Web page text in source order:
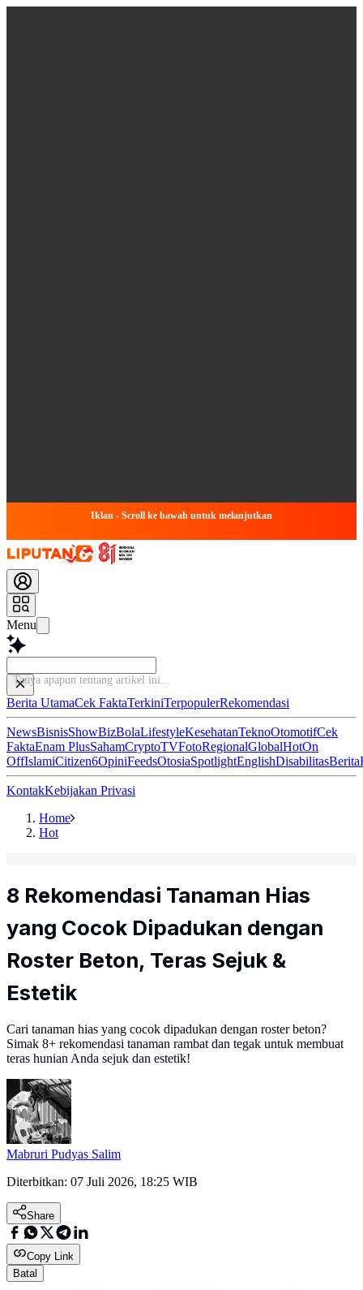
Iklan - Scroll ke bawah untuk melanjutkan
Menu
Baca
Berita UtamaCek FaktaTerkiniTerpopulerRekomendasi
NewsBisnisShowBizBolaLifestyleKesehatanTeknoOtomotifCek
FaktaEnam PlusSahamCryptoTVFotoRegionalGlobalHotOn
OffIslamiCitizen6OpiniFeedsOtosiaSpotlightEnglishDisabilitasBerita
KontakKebijakan Privasi
Home
Hot
8 Rekomendasi Tanaman Hias
yang Cocok Dipadukan dengan
Roster Beton, Teras Sejuk &
Estetik
Cari tanaman hias yang cocok dipadukan dengan roster beton?
Simak 8+ rekomendasi tanaman rambat dan tegak untuk membuat
teras hunian Anda sejuk dan estetik!
Mabruri Pudyas Salim
Diterbitkan: 07 Juli 2026, 18:25 WIB
Share
Copy Link
Batal